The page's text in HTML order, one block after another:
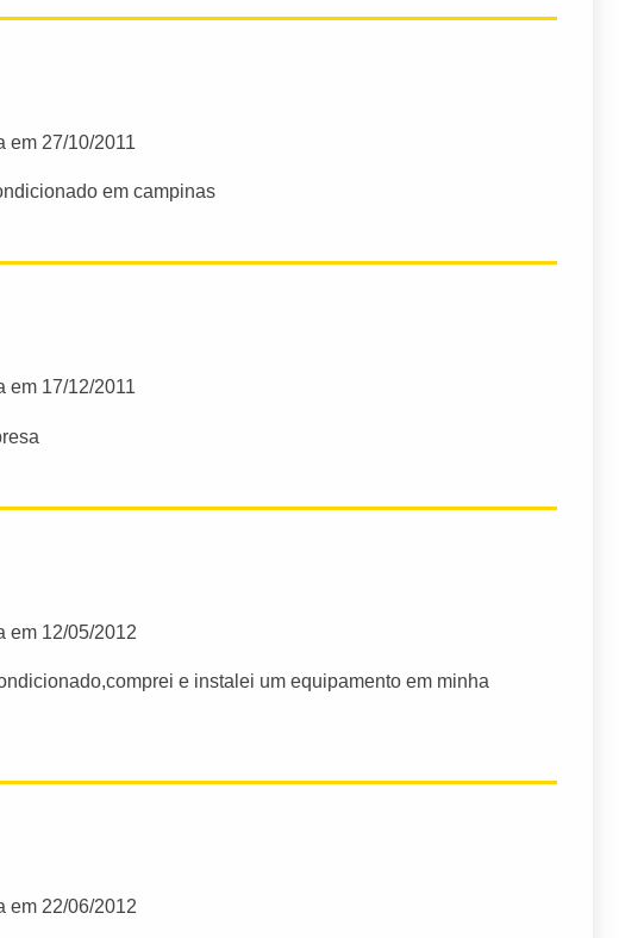
em 27/10/2011
em campinas
em 17/12/2011
em 12/05/2012
e instalei um equipamento em minha
em 22/06/2012